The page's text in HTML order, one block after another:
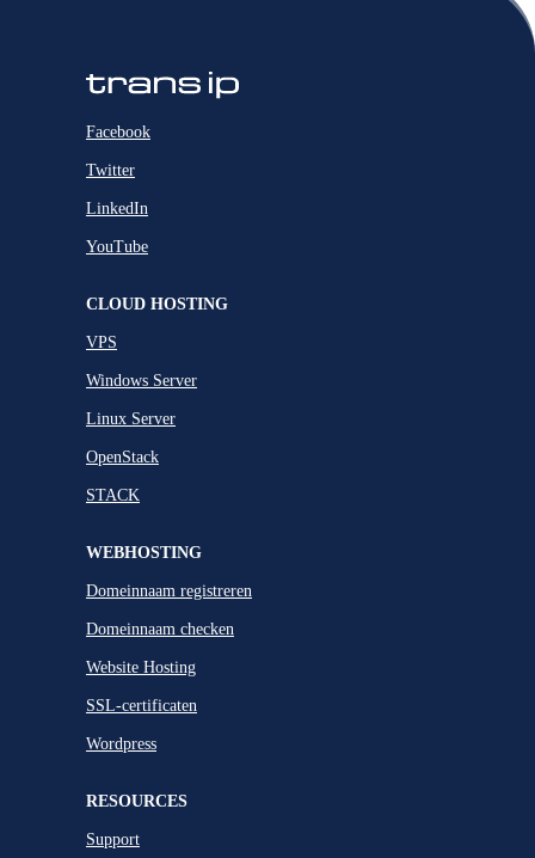
Facebook
Twitter
LinkedIn
YouTube
CLOUD HOSTING
VPS
Windows Server
Linux Server
OpenStack
STACK
WEBHOSTING
Domeinnaam registreren
Domeinnaam checken
Website Hosting
SSL-certificaten
Wordpress
RESOURCES
Support